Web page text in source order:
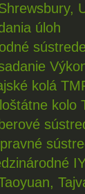
úloh
kolá
kolo